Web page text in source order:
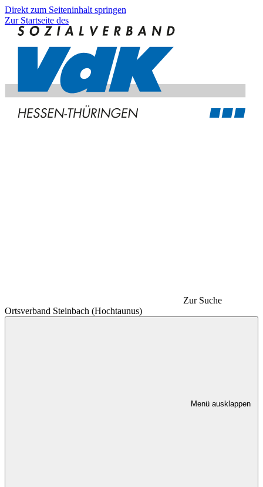
Direkt zum Seiteninhalt springen
Zur Startseite des
Zur Suche
Ortsverband Steinbach (Hochtaunus)
Menü ausklappen